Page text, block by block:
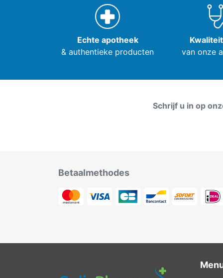
Echte apotheek
& authentieke producten
van onze
Schrijf u in op
Betaalmethodes